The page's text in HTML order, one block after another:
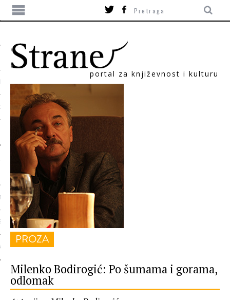
portal za književnost i kulturu
PROZA
Milenko Bodirogić: Po šumama i gorama,
odlomak